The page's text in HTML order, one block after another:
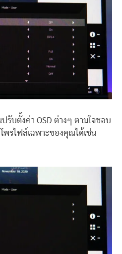
รับตั้งค่า OSD ต่างๆ ตามใจชอบ
พรไฟล์เฉพาะของคุณได้เช่น